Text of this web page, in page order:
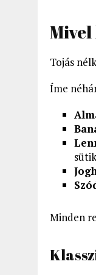
Tojás
Íme
Minden